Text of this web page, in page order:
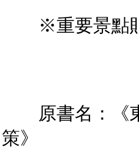
※重要景點貼
原書名：《東
策》